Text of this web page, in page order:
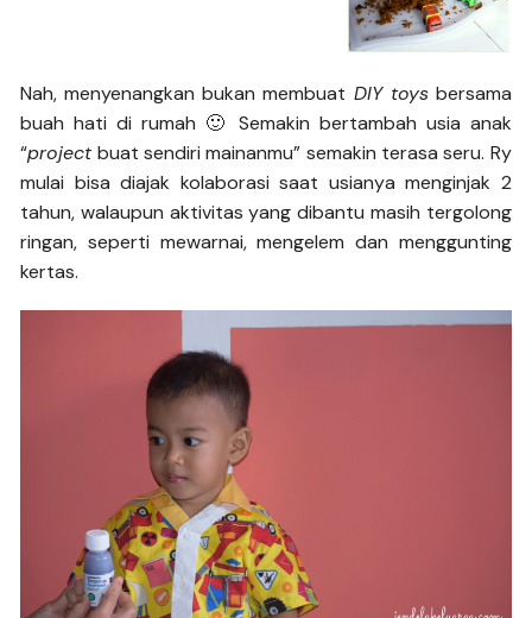
Nah, menyenangkan bukan membuat DIY toysbersama
buah hati di rumah 🙂 Semakin bertambah usia anak
“projectbuat sendiri mainanmu” semakin terasa seru. Ry
mulai bisa diajak kolaborasi saat usianya menginjak 2
tahun, walaupun aktivitas yang dibantu masih tergolong
ringan, seperti mewarnai, mengelem dan menggunting
kertas.